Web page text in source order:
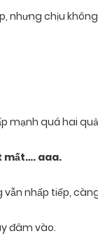
nhưng chịu
mạnh quá hai
mất…. aaa.
vẫn nhấp tiếp,
đâm vào.